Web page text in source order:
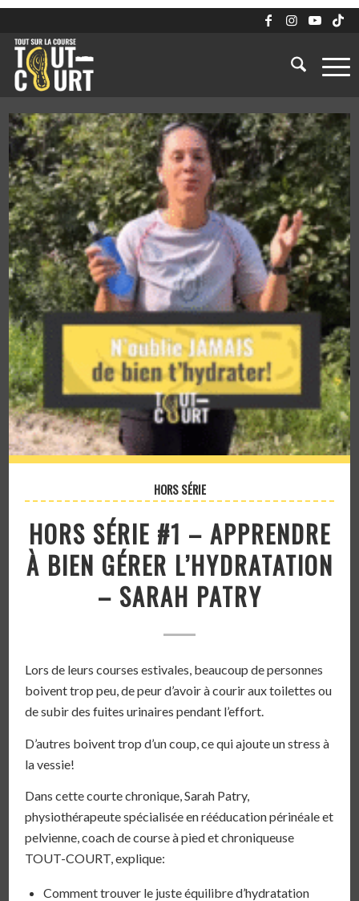
HORS SÉRIE
HORS SÉRIE #1 – APPRENDRE
À BIEN GÉRER L’HYDRATATION
– SARAH PATRY
Lors de leurs courses estivales, beaucoup de personnes
boivent trop peu, de peur d’avoir à courir aux toilettes ou
de subir des fuites urinaires pendant l’effort.
D’autres boivent trop d’un coup, ce qui ajoute un stress à
la vessie!
Dans cette courte chronique, Sarah Patry,
physiothérapeute spécialisée en rééducation périnéale et
pelvienne, coach de course à pied et chroniqueuse
TOUT-COURT, explique:
Comment trouver le juste équilibre d’hydratation